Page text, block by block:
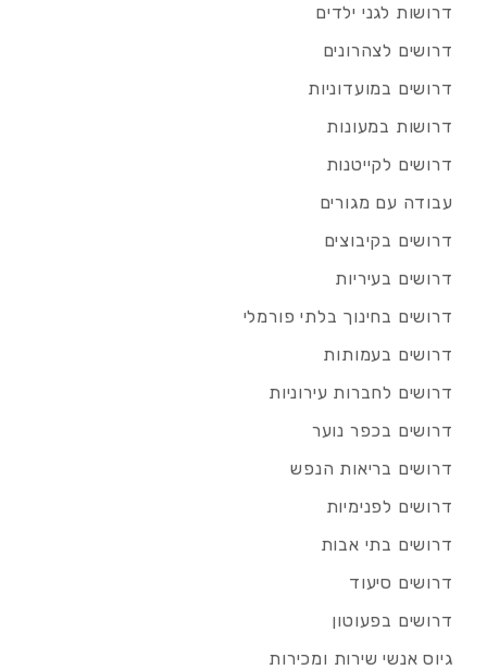
דרושות לגני ילדים
דרושים לצהרונים
דרושים במועדוניות
דרושות במעונות
דרושים לקייטנות
עבודה עם מגורים
דרושים בקיבוצים
דרושים בעיריות
דרושים בחינוך בלתי פורמלי
דרושים בעמותות
דרושים לחברות עירוניות
דרושים בכפר נוער
דרושים בריאות הנפש
דרושים לפנימיות
דרושים בתי אבות
דרושים סיעוד
דרושים בפעוטון
גיוס אנשי שירות ומכירות